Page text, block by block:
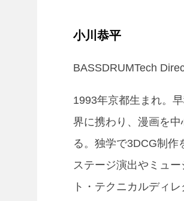
小川恭平
BASSDRUMTech
1993年京都生まれ。
界に携わり、漫画を
る。独学で3DCG制作
ステージ演出やミュ
ト・テクニカルディ